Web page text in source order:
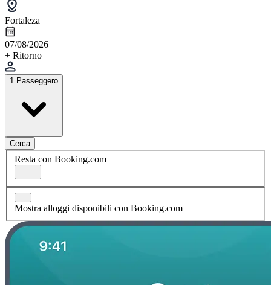
Fortaleza
07/08/2026
+ Ritorno
1 Passeggero
Cerca
Resta con Booking.com
Mostra alloggi disponibili con Booking.com